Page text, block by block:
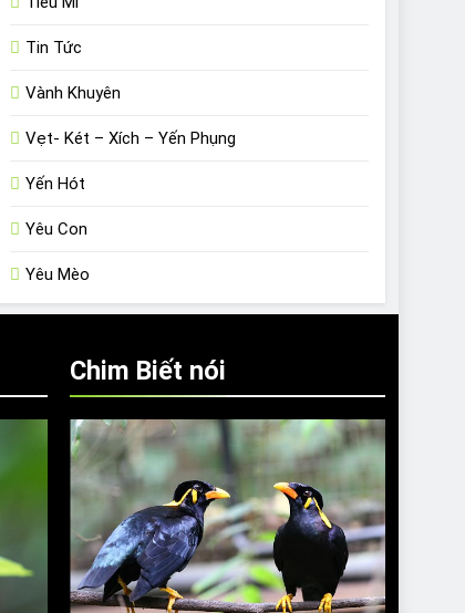
Tin Tức
Vành Khuyên
Vẹt- Két – Xích – Yến Phụng
Yến Hót
Yêu Con
Yêu Mèo
Chim Biết nói